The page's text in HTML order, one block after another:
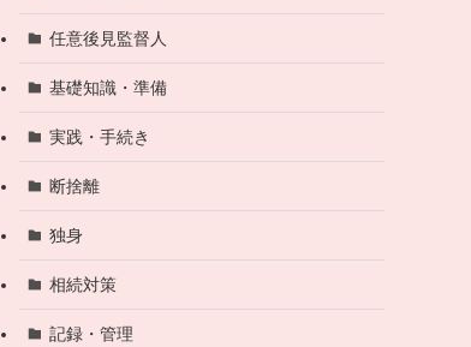
任意後見監督人
基礎知識・準備
実践・手続き
断捨離
独身
相続対策
記録・管理